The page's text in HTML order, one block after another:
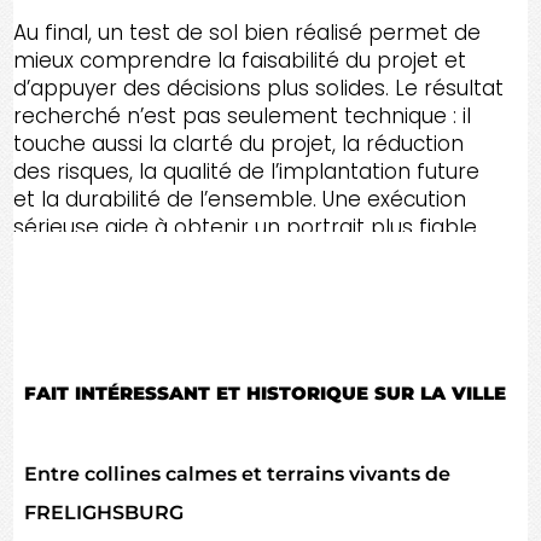
Au final, un test de sol bien réalisé permet de
mieux comprendre la faisabilité du projet et
d’appuyer des décisions plus solides. Le résultat
recherché n’est pas seulement technique : il
touche aussi la clarté du projet, la réduction
des risques, la qualité de l’implantation future
et la durabilité de l’ensemble. Une exécution
sérieuse aide à obtenir un portrait plus fiable
FAIT INTÉRESSANT ET HISTORIQUE SUR LA VILLE
Entre collines calmes et terrains vivants de
FRELIGHSBURG